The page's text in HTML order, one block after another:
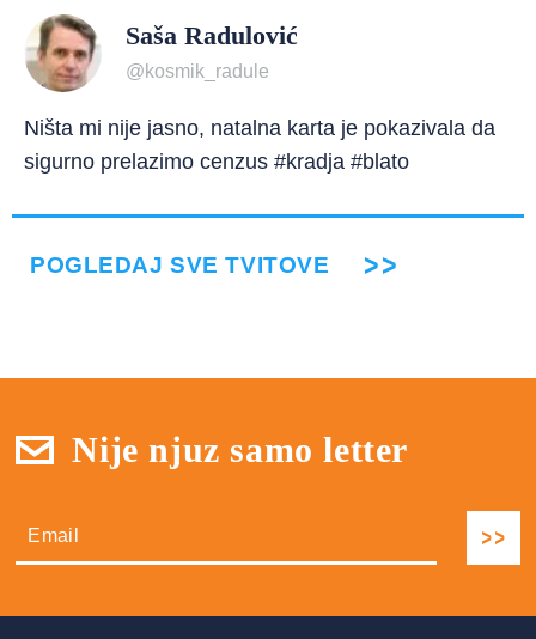
Saša Radulović
@kosmik_radule
Ništa mi nije jasno, natalna karta je pokazivala da
sigurno prelazimo cenzus #kradja #blato
POGLEDAJ SVE TVITOVE
Nije njuz samo letter